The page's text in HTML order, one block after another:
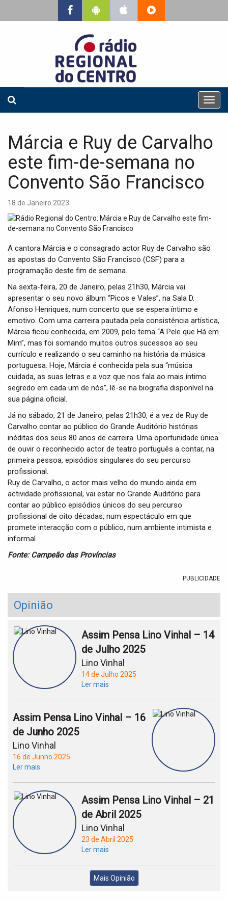
T
o
l
a
o
Márcia e Ruy de Carvalho
este fim-de-semana no
Convento São Francisco
18 de Janeiro 2023
A cantora Márcia e o consagrado actor Ruy de Carvalho são
as apostas do Convento São Francisco (CSF) para a
programação deste fim de semana.
Na sexta-feira, 20 de Janeiro, pelas 21h30, Márcia vai
apresentar o seu novo álbum “Picos e Vales”, na Sala D.
Afonso Henriques, num concerto que se espera íntimo e
emotivo. Com uma carreira pautada pela consistência artística,
Márcia ficou conhecida, em 2009, pelo tema “A Pele que Há em
Mim”, mas foi somando muitos outros sucessos ao seu
currículo e realizando o seu caminho na história da música
portuguesa. Hoje, Márcia é conhecida pela sua “música
cuidada, as suas letras e a voz que nos fala ao mais íntimo
segredo em cada um de nós”, lê-se na biografia disponível na
sua página oficial.
Já no sábado, 21 de Janeiro, pelas 21h30, é a vez de Ruy de
Carvalho contar ao público do Grande Auditório histórias
inéditas dos seus 80 anos de carreira. Uma oportunidade única
de ouvir o reconhecido actor de teatro português a contar, na
primeira pessoa, episódios singulares do seu percurso
profissional.
Ruy de Carvalho, o actor mais velho do mundo ainda em
actividade profissional, vai estar no Grande Auditório para
contar ao público episódios únicos do seu percurso
profissional de oito décadas, num espectáculo em que
promete interacção com o público, num ambiente intimista e
informal.
Fonte: Campeão das Províncias
PUBLICIDADE
Opinião
Assim Pensa Lino Vinhal – 14
de Julho 2025
Lino Vinhal
14 de Julho 2025
Ler mais
Assim Pensa Lino Vinhal – 16
de Junho 2025
Lino Vinhal
16 de Junho 2025
Ler mais
Assim Pensa Lino Vinhal – 21
de Abril 2025
Lino Vinhal
23 de Abril 2025
Ler mais
Mais Opinião